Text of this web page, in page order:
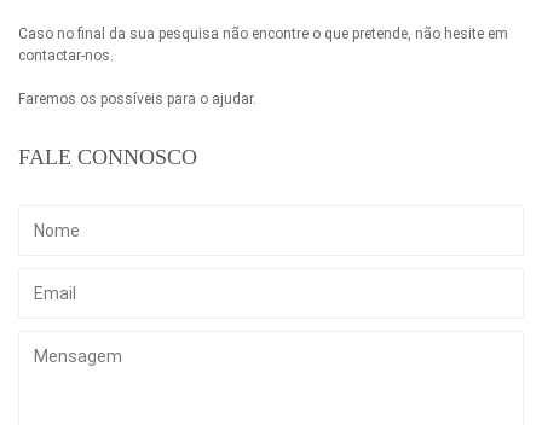
Caso no final da sua pesquisa não encontre o que pretende, não hesite em
contactar-nos.
Faremos os possíveis para o ajudar.
FALE CONNOSCO